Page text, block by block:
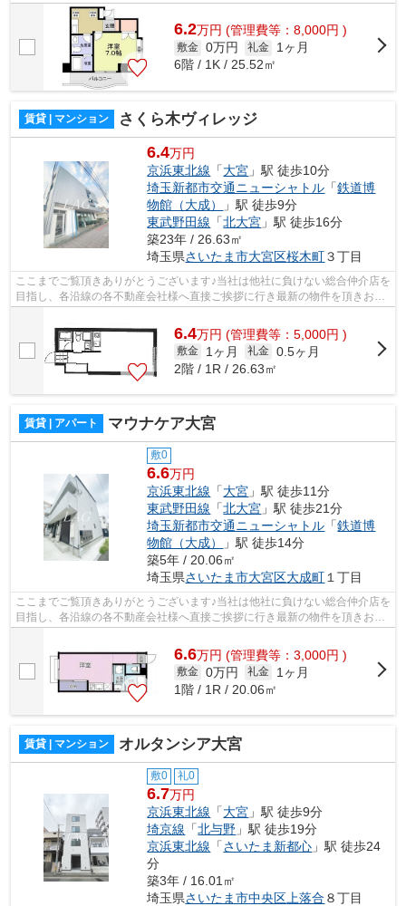
様へ提供しております！最新の情報は...
6.2万円 (管理費等：8,000円 )
敷金 0万円 礼金
1ヶ月
6階 / 1K / 25.52㎡
賃貸 | マンション さくら木ヴィレッジ
6.4万円
京浜東北線 「大宮 」駅 徒歩10分
埼玉新都市交通ニューシャトル 「鉄道博
物館（大成）
」駅 徒歩9分
東武野田線 「北大宮 」駅 徒歩16分
築23年 / 26.63㎡
埼玉県さいたま市大宮区桜木町３丁目
ここまでご覧頂きありがとうございます♪当社は他社に負けない総合仲介店を
目指し、各沿線の各不動産会社様へ直接ご挨拶に行き最新の物件を頂きお客
6.4万円 (管理費等：5,000円 )
敷金 1ヶ月 礼金 0.5ヶ月
2階 / 1R / 26.63㎡
賃貸 | アパート マウナケア大宮
敷0
6.6万円
京浜東北線 「大宮 」駅 徒歩11分
東武野田線 「北大宮 」駅 徒歩21分
埼玉新都市交通ニューシャトル 「鉄道博
物館（大成）
」駅 徒歩14分
築5年 / 20.06㎡
埼玉県さいたま市大宮区大成町 １丁目
ここまでご覧頂きありがとうございます♪当社は他社に負けない総合仲介店を
目指し、各沿線の各不動産会社様へ直接ご挨拶に行き最新の物件を頂きお客
6.6万円 (管理費等：3,000円 )
敷金 0万円 礼金
1ヶ月
1階 / 1R / 20.06㎡
賃貸 | マンション オルタンシア大宮
敷0 礼0
6.7万円
京浜東北線 「大宮 」駅 徒歩9分
埼京線 「北与野 」駅 徒歩19分
京浜東北線 「さいたま新都心 」駅 徒歩24
分
築3年 / 16.01㎡
埼玉県さいたま市中央区 上落合 ８丁目